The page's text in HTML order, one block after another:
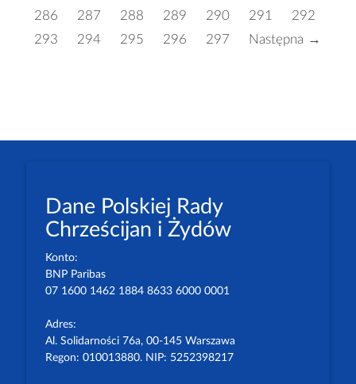
286
287 288 289 290 291
292
293
294 295 296 297 Następna →
Dane Polskiej Rady
Chrześcijan i Żydów
Konto:
BNP Paribas
07 1600 1462 1884 8633 6000 0001
Adres:
Al. Solidarności 76a, 00-145 Warszawa
Regon: 010013880. NIP: 5252398217